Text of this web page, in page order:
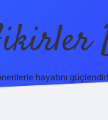
hayatını güçlendir!